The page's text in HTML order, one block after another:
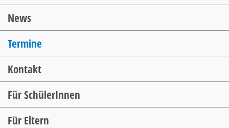
News
Termine
Kontakt
Für SchülerInnen
Für Eltern